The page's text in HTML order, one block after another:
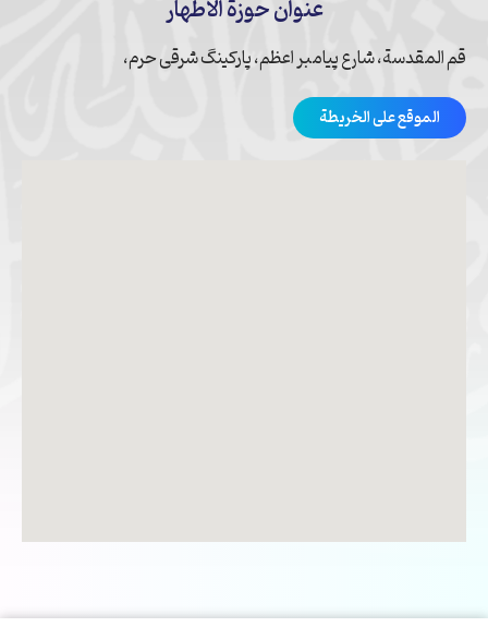
عنوان حوزة الاطهار
قم المقدسة، شارع پیامبر اعظم، پارکینگ شرقی حرم،
الموقع على الخريطة